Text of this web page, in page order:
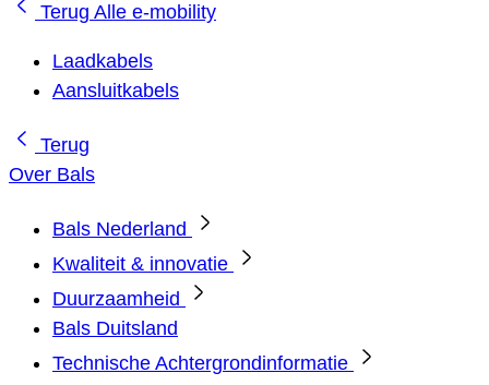
Terug Alle e-mobility
Laadkabels
Aansluitkabels
Terug
Over Bals
Bals Nederland
Kwaliteit & innovatie
Duurzaamheid
Bals Duitsland
Technische Achtergrondinformatie